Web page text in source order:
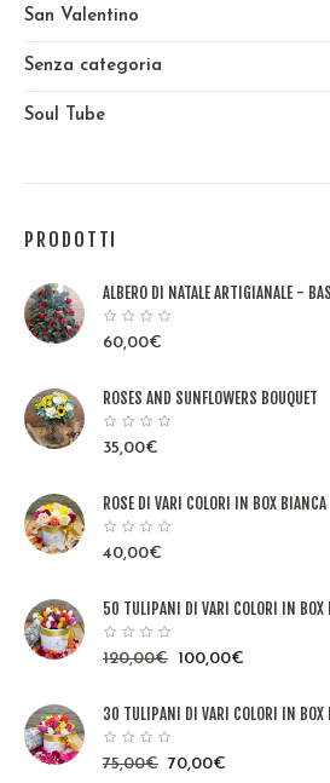
San Valentino
Senza categoria
Soul Tube
PRODOTTI
ALBERO DI NATALE ARTIGIANALE -
60,00€
ROSES AND SUNFLOWERS BOUQUET
35,00€
ROSE DI VARI COLORI IN BOX BIANCA
40,00€
50 TULIPANI DI VARI COLORI IN BOX
120,00€ 100,00€
30 TULIPANI DI VARI COLORI IN BOX
75,00€ 70,00€